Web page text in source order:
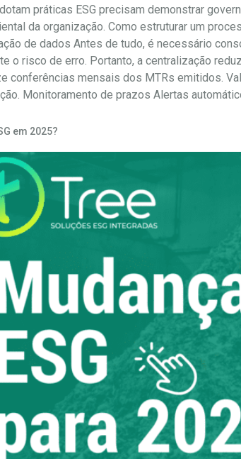
práticas ESG precisam demonstrar
da organização. Como estruturar um
de dados Antes de tudo, é necessário
o risco de erro. Portanto, a centralização
conferências mensais dos MTRs emitidos.
Monitoramento de prazos Alertas
em 2025?